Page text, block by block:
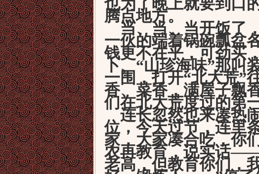
腾点地方。
当、当、当开饭了
一伙的端着锅碗瓢盆
钱更不在乎，可劲买
卜、“山珍海味”那叫
一围，打开“北大荒”
香、菜香，满屋子飘
们在北大荒度过的
连长忽然也来凑热
位，今天过节，连里
家，大家凑合吃，你
农再教育，说实话
老高，但教育你们，